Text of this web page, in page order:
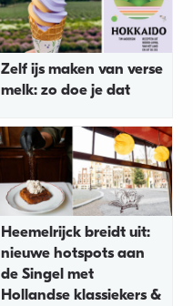
Zelf ijs maken van verse
melk: zo doe je dat
Heemelrijck breidt uit:
nieuwe hotspots aan
de Singel met
Hollandse klassiekers &